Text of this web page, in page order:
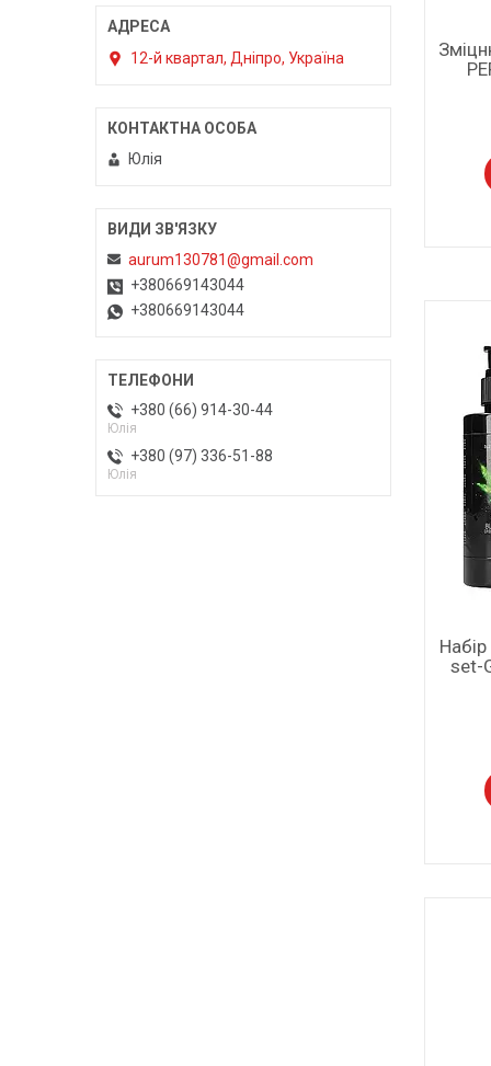
set-
12-й квартал, Дніпро, Україна
Юлія
aurum130781@gmail.com
+380669143044
+380669143044
+380 (66) 914-30-44
Юлія
+380 (97) 336-51-88
Юлія